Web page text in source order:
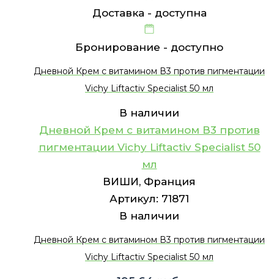
Доставка - доступна
Бронирование - доступно
Дневной Крем с витамином В3 против пигментации
Vichy Liftactiv Specialist 50 мл
В наличии
Дневной Крем с витамином В3 против
пигментации Vichy Liftactiv Specialist 50
мл
ВИШИ, Франция
Артикул: 71871
В наличии
Дневной Крем с витамином В3 против пигментации
Vichy Liftactiv Specialist 50 мл